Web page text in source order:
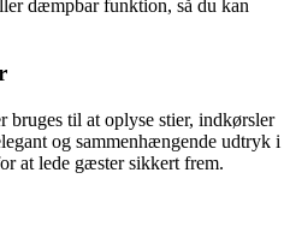
dæmpbar funktion, så du kan
bruges til at oplyse stier, indkørsler
og sammenhængende udtryk i
at lede gæster sikkert frem.